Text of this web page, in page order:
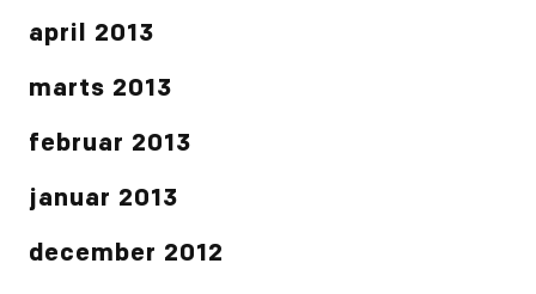
april 2013
marts 2013
februar 2013
januar 2013
december 2012